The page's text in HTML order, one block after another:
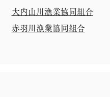
大内山川漁業協同組合
赤羽川漁業協同組合